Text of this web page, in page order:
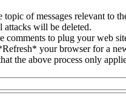
topic of messages relevant to
attacks will be deleted.
comments to plug your web
your browser for a
the above process only